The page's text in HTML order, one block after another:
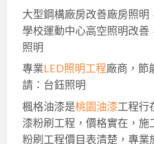
大型鋼構廠房改善廠房照明
學校運動中心高空照明改善
照明
專業LED照明工程廠商，節
請：台鈺照明
楓格油漆是桃園油漆工程行
漆粉刷工程，價格實在，施
粉刷工程價目表清楚，專業